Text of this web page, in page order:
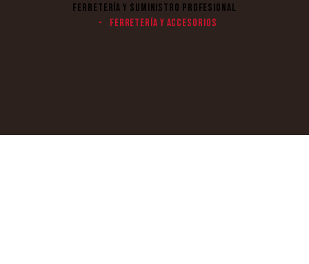
FERRETERÍA Y SUMINISTRO PROFESIONAL
FERRETERÍA Y ACCESORIOS